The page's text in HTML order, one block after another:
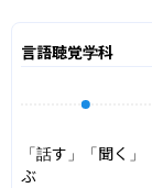
言語聴覚学科
「話す」「聞く
ぶ